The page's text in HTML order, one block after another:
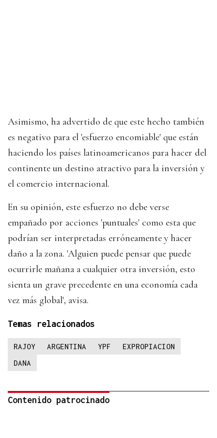
Asimismo, ha advertido de que este hecho también
es negativo para el 'esfuerzo encomiable' que están
haciendo los países latinoamericanos para hacer del
continente un destino atractivo para la inversión y
el comercio internacional.
En su opinión, este esfuerzo no debe verse
empañado por acciones 'puntuales' como esta que
podrían ser interpretadas erróneamente y hacer
daño a la zona. 'Alguien puede pensar que puede
ocurrirle mañana a cualquier otra inversión, esto
sienta un grave precedente en una economía cada
vez más global', avisa.
Temas relacionados
RAJOY ARGENTINA YPF
EXPROPIACION
DANA
Contenido patrocinado